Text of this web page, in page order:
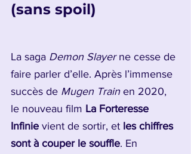
(sans spoil)
La saga Demon Slayer ne cesse de
faire parler d’elle. Après l’immense
succès de Mugen Train en 2020,
le nouveau film La Forteresse
Infinie vient de sortir, et les chiffres
sont à couper le souffle. En